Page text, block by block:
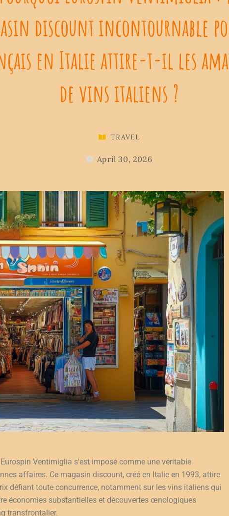
discount incontournable
en Italie attire-t-il les
de vins italiens ?
TRAVEL
April 30, 2026
Ventimiglia s'est imposé comme une véritable
affaires. Ce magasin discount, créé en Italie en 1993, attire
défiant toute concurrence, notamment sur les vins italiens qui
économies substantielles et découvertes œnologiques
transfrontalier.